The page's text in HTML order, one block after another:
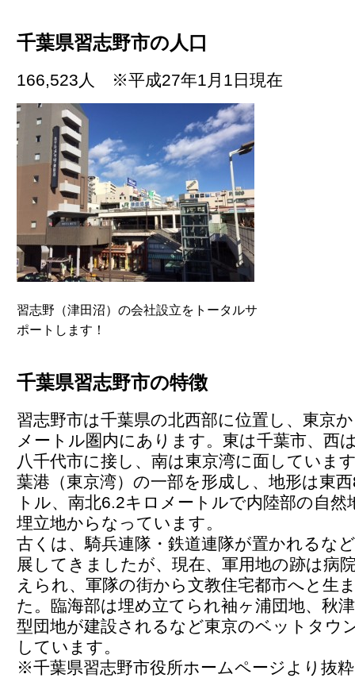
千葉県習志野市の人口
166,523人 ※平成27年1月1日現在
習志野（津田沼）の会社設立をトータルサ
ポートします！
千葉県習志野市の特徴
習志野市は千葉県の北西部に位置し、東京
メートル圏内にあります。東は千葉市、西
八千代市に接し、南は東京湾に面していま
葉港（東京湾）の一部を形成し、地形は東
トル、南北6.2キロメートルで内陸部の自然
埋立地からなっています。
古くは、騎兵連隊・鉄道連隊が置かれるな
展してきましたが、現在、軍用地の跡は病
えられ、軍隊の街から文教住宅都市へと生
た。臨海部は埋め立てられ袖ヶ浦団地、秋
型団地が建設されるなど東京のベットタウ
しています。
※千葉県習志野市役所ホームページより抜粋